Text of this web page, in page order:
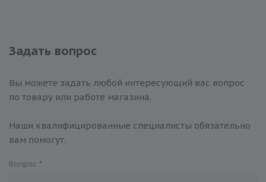
Задать вопрос
Вы можете задать любой интересующий вас вопрос
по товару или работе магазина.
Наши квалифицированные специалисты обязательно
вам помогут.
Вопрос *